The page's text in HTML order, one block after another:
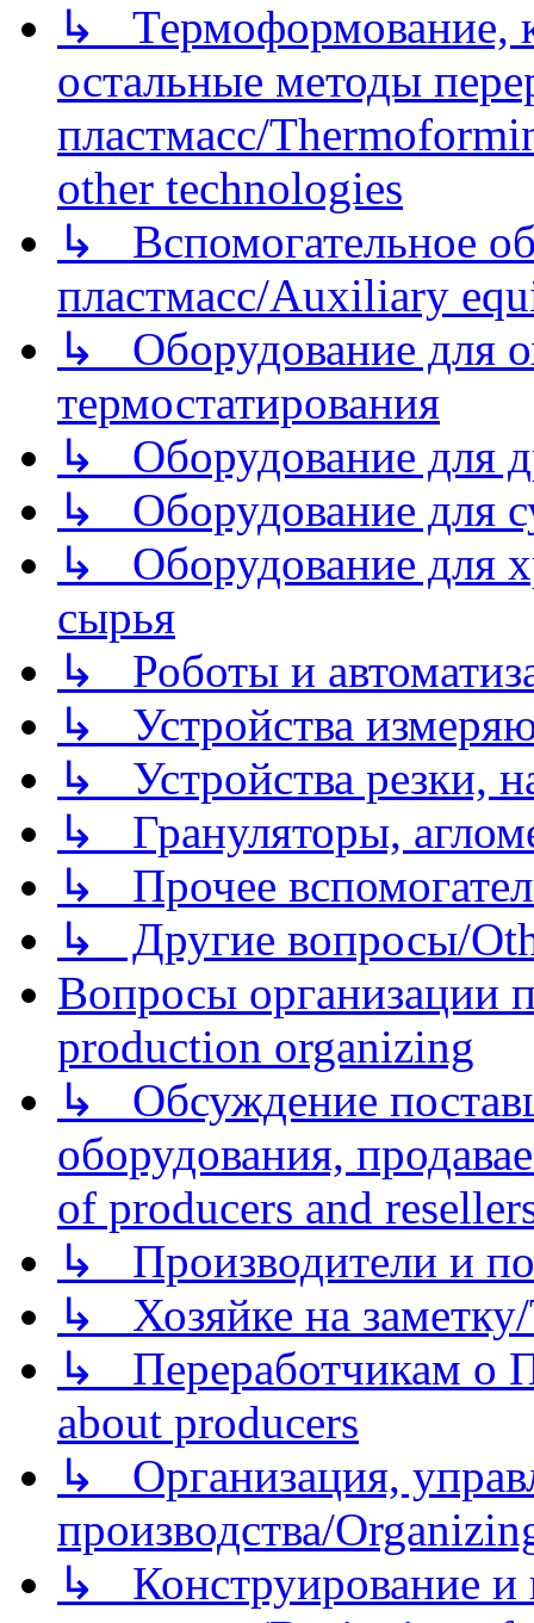
↳ Термоформование,
остальные методы
пластмасс/
other technologies
↳ Вспомогательное
пластмасс/Auxiliary
↳ Оборудование для
термостатирования
↳ Оборудование для
↳ Оборудование для
↳ Оборудование для
сырья
↳ Роботы и
↳ Устройства
↳ Устройства резки,
↳ Грануляторы,
↳ Прочее
↳ Другие вопросы/
Вопросы организации
production organizing
↳ Обсуждение
оборудования,
of producers and
↳ Производители и
↳ Хозяйке на
↳ Переработчикам о
about producers
↳ Организация,
производства/
↳ Конструирование и